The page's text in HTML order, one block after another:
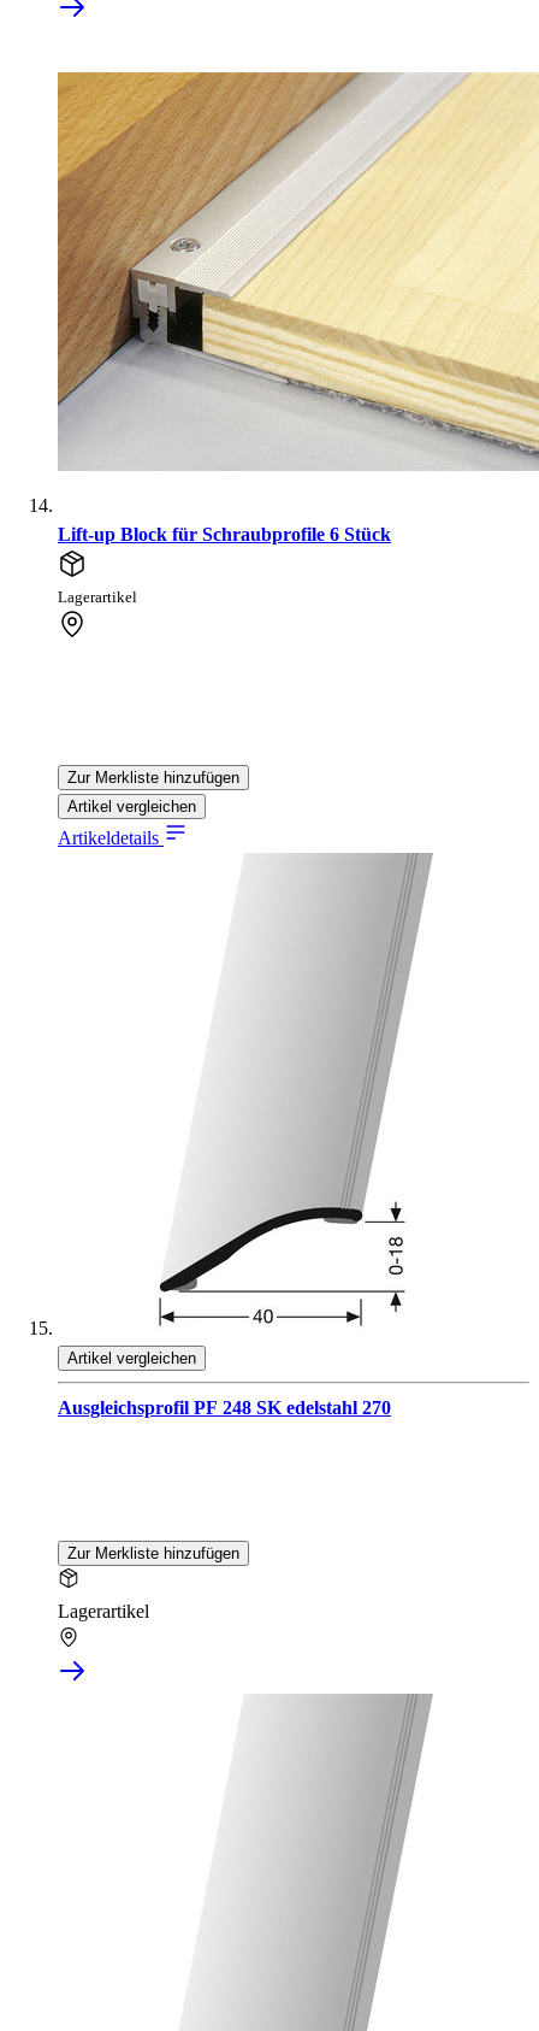
Lift-up Block für Schraubprofile 6 Stück
Lagerartikel
Zur Merkliste hinzufügen
Artikel vergleichen
Artikeldetails
Artikel vergleichen
Ausgleichsprofil PF 248 SK edelstahl 270
Zur Merkliste hinzufügen
Lagerartikel